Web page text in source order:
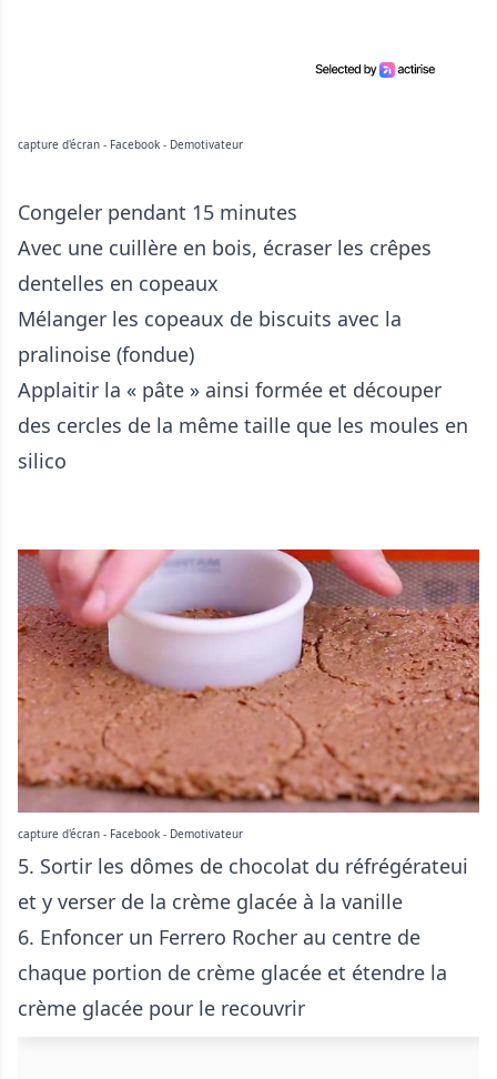
capture d'écran - Facebook - Demotivateur
Congeler pendant 15 minutes
Avec une cuillère en bois, écraser les crêpes
dentelles en copeaux
Mélanger les copeaux de biscuits avec la
pralinoise (fondue)
Applaitir la « pâte » ainsi formée et découper
des cercles de la même taille que les moules en
silico
capture d'écran - Facebook - Demotivateur
5. Sortir les dômes de chocolat du réfrégérateui
et y verser de la crème glacée à la vanille
6. Enfoncer un Ferrero Rocher au centre de
chaque portion de crème glacée et étendre la
crème glacée pour le recouvrir